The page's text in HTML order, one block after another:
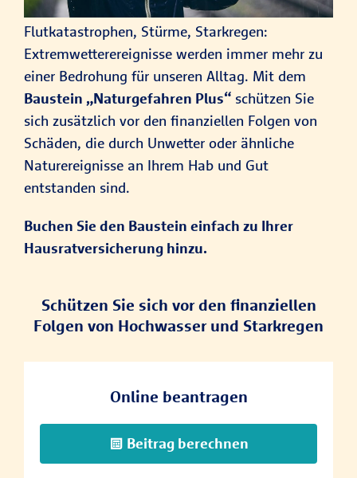
Flutkatastrophen, Stürme, Starkregen:
Extremwetterereignisse werden immer mehr zu
einer Bedrohung für unseren Alltag. Mit dem
Baustein „Naturgefahren Plus“ schützen Sie
sich zusätzlich vor den finanziellen Folgen von
Schäden, die durch Unwetter oder ähnliche
Naturereignisse an Ihrem Hab und Gut
entstanden sind.
Buchen Sie den Baustein einfach zu Ihrer
Hausratversicherung hinzu.
Schützen Sie sich vor den finanziellen
Folgen von Hochwasser und Starkregen
Online beantragen
Beitrag berechnen